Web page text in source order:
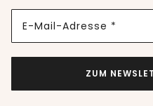
E-Mail-Adresse *
ZUM